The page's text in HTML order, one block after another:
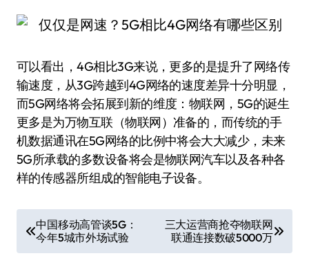
可以看出，4G相比3G来说，更多的是提升了网络传
输速度，从3G跨越到4G网络的速度差异十分明显，
而5G网络将会拓展到新的维度：物联网，5G的诞生
更多是为万物互联（物联网）准备的，而传统的手
机数据通讯在5G网络的比例中将会大大减少，未来
5G所承载的多数设备将会是物联网汽车以及各种各
样的传感器所组成的智能电子设备。
章
中国移动高管谈5G：
今年5城市外场试验
三大运营商抢夺物联网
联通连接数破5000万